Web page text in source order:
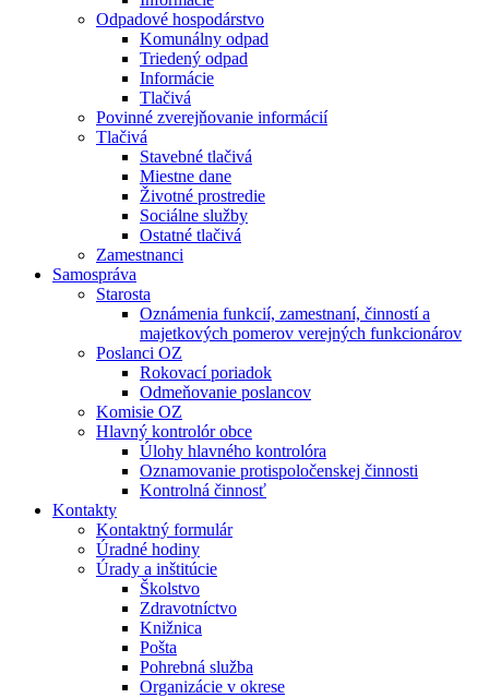
Odpadové hospodárstvo
Komunálny odpad
Triedený odpad
Informácie
Tlačivá
Povinné zverejňovanie informácií
Tlačivá
Stavebné tlačivá
Miestne dane
Životné prostredie
Sociálne služby
Ostatné tlačivá
Zamestnanci
Samospráva
Starosta
Oznámenia funkcií, zamestnaní, činností a
majetkových pomerov verejných funkcionárov
Poslanci OZ
Rokovací poriadok
Odmeňovanie poslancov
Komisie OZ
Hlavný kontrolór obce
Úlohy hlavného kontrolóra
Oznamovanie protispoločenskej činnosti
Kontrolná činnosť
Kontakty
Kontaktný formulár
Úradné hodiny
Úrady a inštitúcie
Školstvo
Zdravotníctvo
Knižnica
Pošta
Pohrebná služba
Organizácie v okrese